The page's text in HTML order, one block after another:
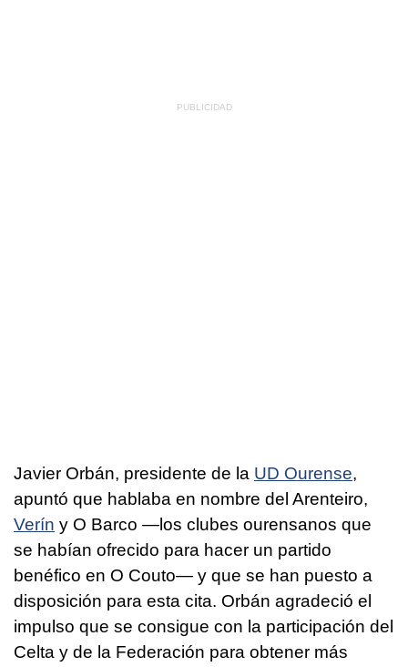
Javier Orbán, presidente de la UD Ourense,
apuntó que hablaba en nombre del Arenteiro,
Verín y O Barco —los clubes ourensanos que
se habían ofrecido para hacer un partido
benéfico en O Couto— y que se han puesto a
disposición para esta cita. Orbán agradeció el
impulso que se consigue con la participación del
Celta y de la Federación para obtener más